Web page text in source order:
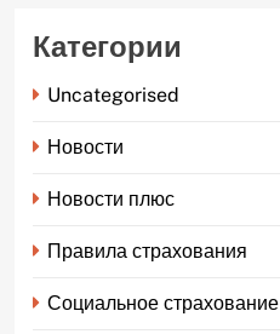
Категории
Uncategorised
Новости
Новости плюс
Правила страхования
Социальное страхование